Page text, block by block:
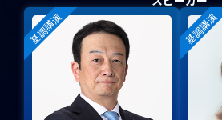
基調講演 基調講演